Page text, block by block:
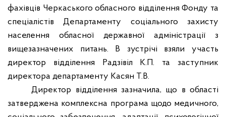
фахівців Черкаського обласного відділення Фонду та
спеціалістів Департаменту соціального захисту
населення обласної державної адміністрації з
вищезазначених питань. В зустрічі взяли участь
директор відділення Радзівіл К.П.
та заступник
директора департаменту Касян Т.В.
Директор відділення зазначила, що в області
затверджена комплексна програма щодо медичного,